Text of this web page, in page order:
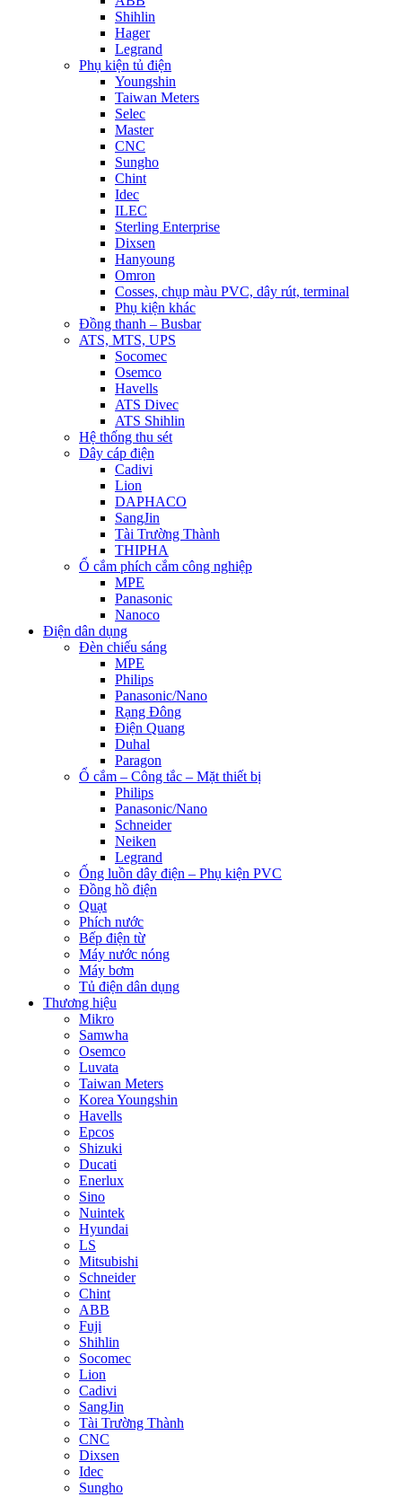
Shihlin
Hager
Legrand
Phụ kiện tủ điện
Youngshin
Taiwan Meters
Selec
Master
CNC
Sungho
Chint
Idec
ILEC
Sterling Enterprise
Dixsen
Hanyoung
Omron
Cosses, chụp màu PVC, dây rút, terminal
Phụ kiện khác
Đồng thanh – Busbar
ATS, MTS, UPS
Socomec
Osemco
Havells
ATS Divec
ATS Shihlin
Hệ thống thu sét
Dây cáp điện
Cadivi
Lion
DAPHACO
SangJin
Tài Trường Thành
THIPHA
Ổ cắm phích cắm công nghiệp
MPE
Panasonic
Nanoco
Điện dân dụng
Đèn chiếu sáng
MPE
Philips
Panasonic/Nano
Rạng Đông
Điện Quang
Duhal
Paragon
Ổ cắm – Công tắc – Mặt thiết bị
Philips
Panasonic/Nano
Schneider
Neiken
Legrand
Ống luồn dây điện – Phụ kiện PVC
Đồng hồ điện
Quạt
Phích nước
Bếp điện từ
Máy nước nóng
Máy bơm
Tủ điện dân dụng
Thương hiệu
Mikro
Samwha
Osemco
Luvata
Taiwan Meters
Korea Youngshin
Havells
Epcos
Shizuki
Ducati
Enerlux
Sino
Nuintek
Hyundai
LS
Mitsubishi
Schneider
Chint
ABB
Fuji
Shihlin
Socomec
Lion
Cadivi
SangJin
Tài Trường Thành
CNC
Dixsen
Idec
Sungho